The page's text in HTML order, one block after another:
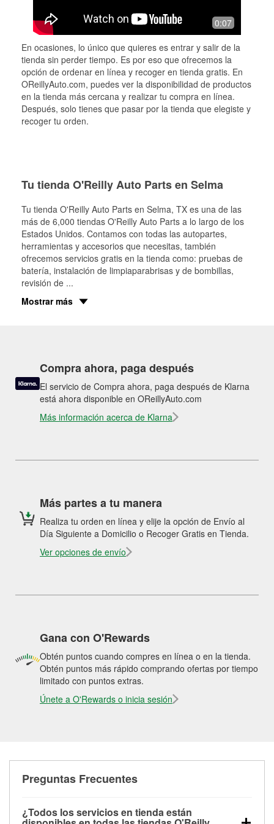
0:07
En ocasiones, lo único que quieres es entrar y salir de la
tienda sin perder tiempo. Es por eso que ofrecemos la
opción de ordenar en línea y recoger en tienda gratis. En
OReillyAuto.com, puedes ver la disponibilidad de productos
en la tienda más cercana y realizar tu compra en línea.
Después, solo tienes que pasar por la tienda que elegiste y
recoger tu orden.
Tu tienda O'Reilly Auto Parts en Selma
Tu tienda O'Reilly Auto Parts en Selma, TX es una de las
más de 6,000 tiendas O'Reilly Auto Parts a lo largo de los
Estados Unidos. Contamos con todas las autopartes,
herramientas y accesorios que necesitas, también
ofrecemos servicios gratis en la tienda como: pruebas de
batería, instalación de limpiaparabrisas y de bombillas,
revisión de ...
Mostrar más
Compra ahora, paga después
El servicio de Compra ahora, paga después de Klarna
está ahora disponible en OReillyAuto.com
Más información acerca de Klarna
Más partes a tu manera
Realiza tu orden en línea y elije la opción de Envío al
Día Siguiente a Domicilio o Recoger Gratis en Tienda.
Ver opciones de envío
Gana con O'Rewards
Obtén puntos cuando compres en línea o en la tienda.
Obtén puntos más rápido comprando ofertas por tiempo
limitado con puntos extras.
Únete a O'Rewards o inicia sesión
Preguntas Frecuentes
¿Todos los servicios en tienda están